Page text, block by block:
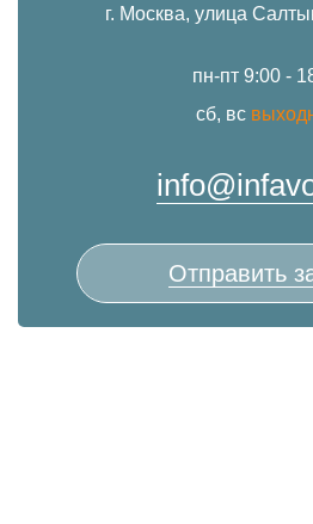
г. Москва, улица
пн-пт 9:00 -
сб, вс
Отправить